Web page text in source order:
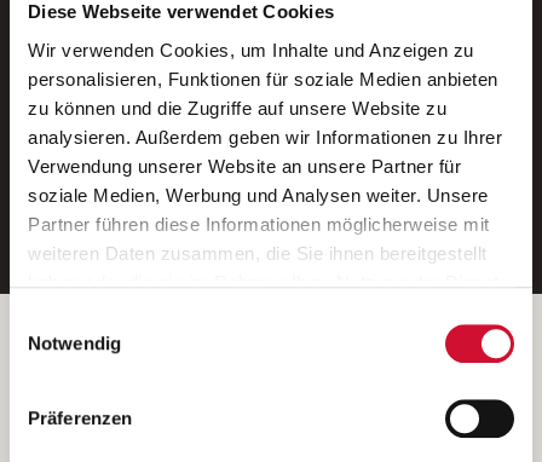
Diese Webseite verwendet Cookies
Wir verwenden Cookies, um Inhalte und Anzeigen zu
personalisieren, Funktionen für soziale Medien anbieten
zu können und die Zugriffe auf unsere Website zu
analysieren. Außerdem geben wir Informationen zu Ihrer
Verwendung unserer Website an unsere Partner für
soziale Medien, Werbung und Analysen weiter. Unsere
Partner führen diese Informationen möglicherweise mit
weiteren Daten zusammen, die Sie ihnen bereitgestellt
Wenn Sie auf „Cookies zulassen“ klicken, so stimmen
Sie der Speicherung sämtlicher Cookies zu. Sie können
Ihre Einwilligung selbstverständlich jederzeit widerrufen,
indem Sie die Cookie-Einstellungen aufrufen und diese
Notwendig
Präferenzen
Neue Stellen per E-Mail.
Ein kostenloser Service von AWO
Jobs.
E-Mail-Adresse eintragen
Betreiber der Webseite
Kantstraße 45a